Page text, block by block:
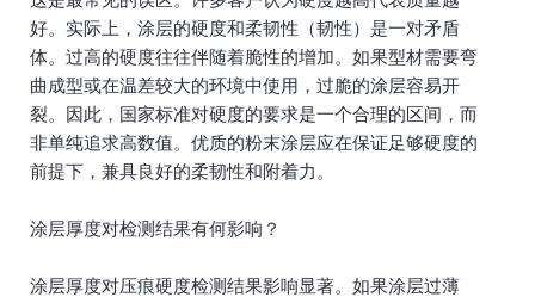
好。实际上，涂层的硬度和柔韧性（韧性）是一对矛盾
体。过高的硬度往往伴随着脆性的增加。如果型材需要弯
曲成型或在温差较大的环境中使用，过脆的涂层容易开
裂。因此，国家标准对硬度的要求是一个合理的区间，而
非单纯追求高数值。优质的粉末涂层应在保证足够硬度的
前提下，兼具良好的柔韧性和附着力。
涂层厚度对检测结果有何影响？
涂层厚度对压痕硬度检测结果影响显著。如果涂层过薄